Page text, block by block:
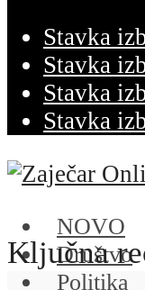
Stavka
Stavka
Stavka
Stavka
NOVO
Društvo
Politika
Ključna